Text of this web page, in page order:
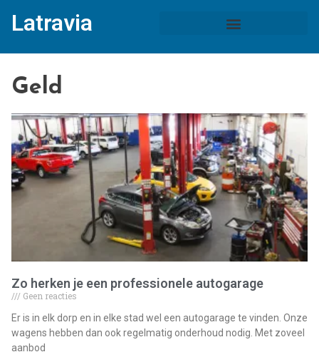
Latravia
Geld
Zo herken je een professionele autogarage
Geen reacties
Er is in elk dorp en in elke stad wel een autogarage te vinden. Onze
wagens hebben dan ook regelmatig onderhoud nodig. Met zoveel
aanbod